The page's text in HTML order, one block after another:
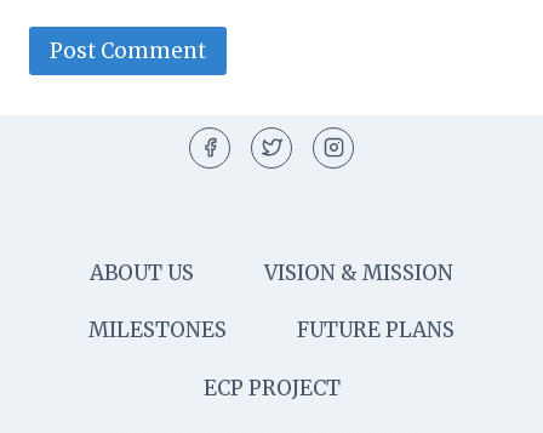
ABOUT US VISION & MISSION
MILESTONES FUTURE PLANS
ECP PROJECT